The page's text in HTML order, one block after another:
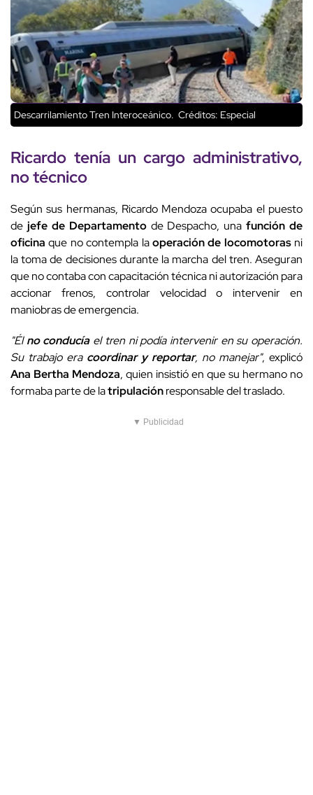
Descarrilamiento Tren Interoceánico. Créditos: Especial
Ricardo tenía un cargo administrativo,
no técnico
Según sus hermanas, Ricardo Mendoza ocupaba el puesto
de jefe de Departamentode Despacho, unafunción de
oficina que no contempla laoperación de locomotorasni
la toma de decisiones durante la marcha del tren. Aseguran
que no contaba con capacitación técnica ni autorización para
accionar frenos, controlar velocidad o intervenir en
maniobras de emergencia.
"Élno conducíael tren ni podía intervenir en su operación.
Su trabajo era coordinar y reportar, no manejar", explicó
Ana Bertha Mendoza, quien insistió en que su hermano no
formaba parte de latripulaciónresponsable del traslado.
▼ Publicidad